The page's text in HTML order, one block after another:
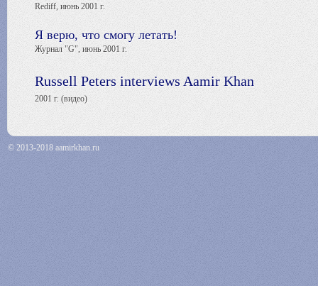
Rediff, июнь 2001 г.
Я верю, что смогу летать!
Журнал "G", июнь 2001 г.
Russell Peters interviews Aamir Khan
2001 г. (видео)
© 2013-2018 aamirkhan.ru